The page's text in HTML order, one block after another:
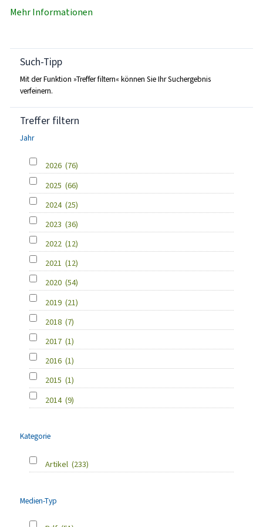
Mehr Informationen
Such-Tipp
Mit der Funktion »Treffer filtern« können Sie Ihr Suchergebnis
verfeinern.
Treffer filtern
Jahr
2026 (76)
2025 (66)
2024 (25)
2023 (36)
2022 (12)
2021 (12)
2020 (54)
2019 (21)
2018 (7)
2017 (1)
2016 (1)
2015 (1)
2014 (9)
Kategorie
Artikel (233)
Medien-Typ